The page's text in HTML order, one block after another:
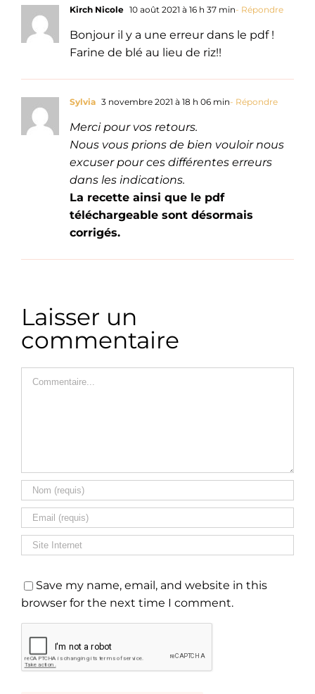
Kirch Nicole 10 août 2021 à 16 h 37 min- Répondre
Bonjour il y a une erreur dans le pdf !
Farine de blé au lieu de riz!!
Sylvia 3 novembre 2021 à 18 h 06 min- Répondre
Merci pour vos retours.
Nous vous prions de bien vouloir nous
excuser pour ces différentes erreurs
dans les indications.
La recette ainsi que le pdf
téléchargeable sont désormais
corrigés.
Laisser un
commentaire
Commentaire
Save my name, email, and website in this
browser for the next time I comment.